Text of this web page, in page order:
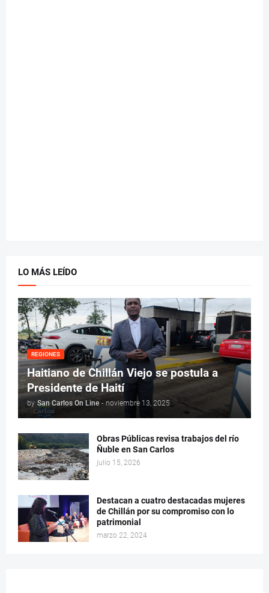
LO MÁS LEÍDO
REGIONES
Haitiano de Chillán Viejo se postula a
Presidente de Haití
by San Carlos On Line - noviembre 13, 2025
Obras Públicas revisa trabajos del río
Ñuble en San Carlos
julio 15, 2026
Destacan a cuatro destacadas mujeres
de Chillán por su compromiso con lo
patrimonial
marzo 22, 2024